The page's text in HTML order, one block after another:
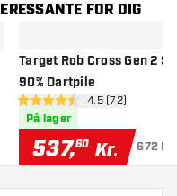
FOR DIG
til ønskeliste
Target Rob Cross Gen 2
90% Dartpile
åbn
4.5 bedømmelsesstjerner
4.5 (72)
På lager
537,60 Kr. 672 Kr.